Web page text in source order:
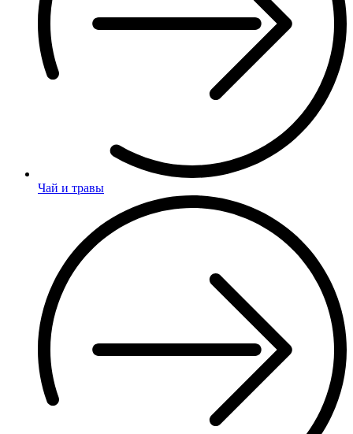
Чай и травы